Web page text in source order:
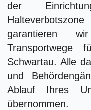
der
garantieren
Transportwege
Schwartau. Alle
und
Ablauf Ihres
übernommen.